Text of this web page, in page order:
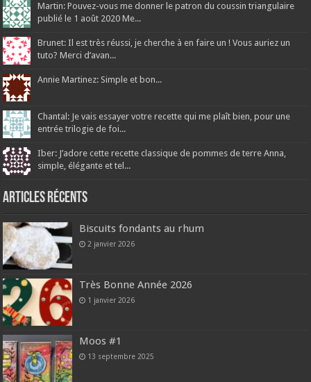
Martin: Pouvez-vous me donner le patron du coussin triangulaire
publié le 1 août 2020 Me...
Brunet: Il est très réussi, je cherche à en faire un ! Vous auriez un
tuto? Merci d’avan...
Annie Martinez: Simple et bon...
Chantal: Je vais essayer votre recette qui me plaît bien, pour une
entrée trilogie de foi...
Iber: J’adore cette recette classique de pommes de terre Anna,
simple, élégante et tel...
Articles récents
Biscuits fondants au rhum
2 janvier 2026
Très Bonne Année 2026
1 janvier 2026
Moos #1
13 septembre 2025